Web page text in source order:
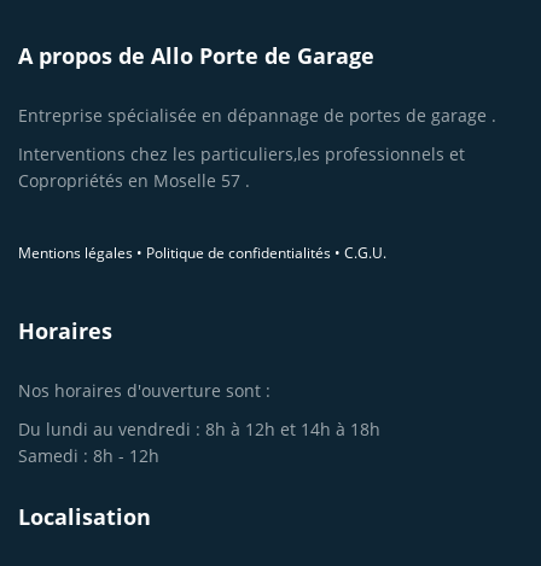
A propos de Allo Porte de Garage
Entreprise spécialisée en dépannage de portes de garage .
Interventions chez les particuliers,les professionnels et
Copropriétés en Moselle 57 .
Mentions légales • Politique de confidentialités • C.G.U.
Horaires
Nos horaires d'ouverture sont :
Du lundi au vendredi : 8h à 12h et 14h à 18h
Samedi : 8h - 12h
Localisation